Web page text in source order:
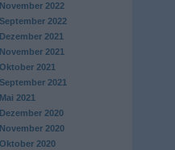
November 2022
September 2022
Dezember 2021
November 2021
Oktober 2021
September 2021
Mai 2021
Dezember 2020
November 2020
Oktober 2020